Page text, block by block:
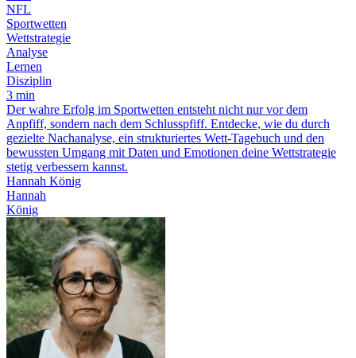
NFL
Sportwetten
Wettstrategie
Analyse
Lernen
Disziplin
3 min
Der wahre Erfolg im Sportwetten entsteht nicht nur vor dem
Anpfiff, sondern nach dem Schlusspfiff. Entdecke, wie du durch
gezielte Nachanalyse, ein strukturiertes Wett-Tagebuch und den
bewussten Umgang mit Daten und Emotionen deine Wettstrategie
stetig verbessern kannst.
Hannah König
Hannah
König